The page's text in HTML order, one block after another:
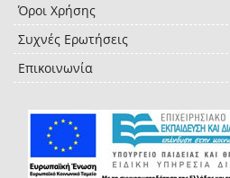
Όροι Χρήσης
Συχνές Ερωτήσεις
Επικοινωνία